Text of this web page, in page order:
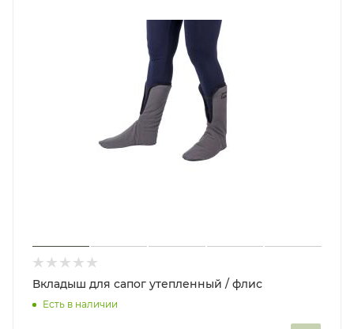
Вкладыш для сапог утепленный / флис
Есть в наличии